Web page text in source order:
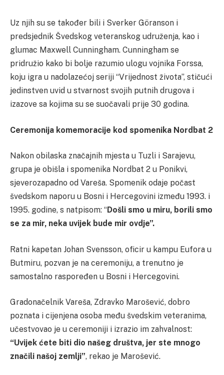
Uz njih su se također bili i Sverker Göranson i
predsjednik Švedskog veteranskog udruženja, kao i
glumac Maxwell Cunningham. Cunningham se
pridružio kako bi bolje razumio ulogu vojnika Forssa,
koju igra u nadolazećoj seriji “Vrijednost života”, stičući
jedinstven uvid u stvarnost svojih putnih drugova i
izazove sa kojima su se suočavali prije 30 godina.
Ceremonija komemoracije kod spomenika Nordbat 2
Nakon obilaska značajnih mjesta u Tuzli i Sarajevu,
grupa je obišla i spomenika Nordbat 2 u Ponikvi,
sjeverozapadno od Vareša. Spomenik odaje počast
švedskom naporu u Bosni i Hercegovini između 1993. i
1995. godine, s natpisom: “Došli smo u miru, borili smo
se za mir, neka uvijek bude mir ovdje”.
Ratni kapetan Johan Svensson, oficir u kampu Eufora u
Butmiru, pozvan je na ceremoniju, a trenutno je
samostalno raspoređen u Bosni i Hercegovini.
Gradonačelnik Vareša, Zdravko Marošević, dobro
poznata i cijenjena osoba među švedskim veteranima,
učestvovao je u ceremoniji i izrazio im zahvalnost:
“Uvijek ćete biti dio našeg društva, jer ste mnogo
značili našoj zemlji”, rekao je Marošević.